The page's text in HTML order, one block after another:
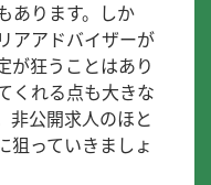
あります。しか
アアドバイザーが
が狂うことはあり
くれる点も大きな
非公開求人のほと
狙っていきましょ